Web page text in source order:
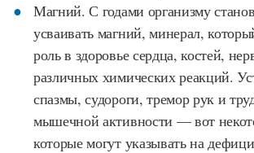
Магний. С годами организму
усваивать магний, минерал,
роль в здоровье сердца, костей,
различных химических реакций.
спазмы, судороги, тремор рук и
мышечной активности — вот
которые могут указывать на